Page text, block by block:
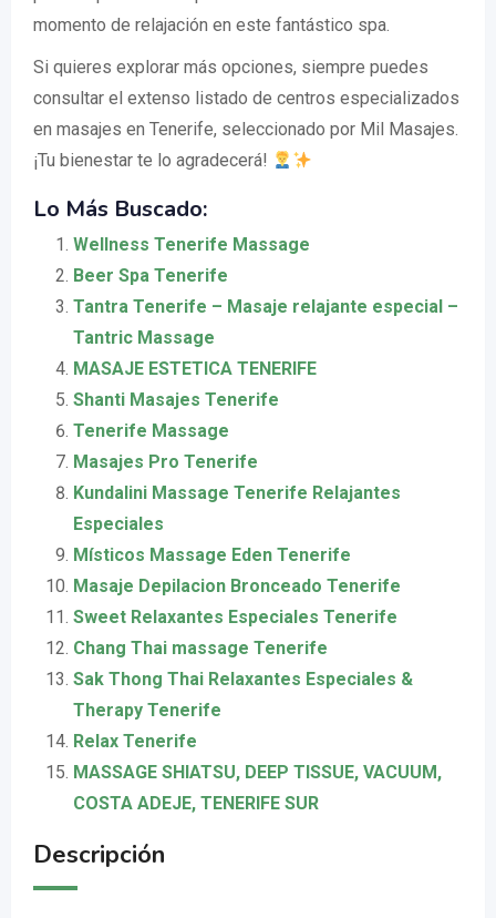
momento de relajación en este fantástico spa.
Si quieres explorar más opciones, siempre puedes
consultar el extenso listado de centros especializados
en masajes en Tenerife, seleccionado por Mil Masajes.
¡Tu bienestar te lo agradecerá!
Lo Más Buscado:
Wellness Tenerife Massage
Beer Spa Tenerife
Tantra Tenerife – Masaje relajante especial –
Tantric Massage
MASAJE ESTETICA TENERIFE
Shanti Masajes Tenerife
Tenerife Massage
Masajes Pro Tenerife
Kundalini Massage Tenerife Relajantes
Especiales
Místicos Massage Eden Tenerife
Masaje Depilacion Bronceado Tenerife
Sweet Relaxantes Especiales Tenerife
Chang Thai massage Tenerife
Sak Thong Thai Relaxantes Especiales &
Therapy Tenerife
Relax Tenerife
MASSAGE SHIATSU, DEEP TISSUE, VACUUM,
COSTA ADEJE, TENERIFE SUR
Descripción